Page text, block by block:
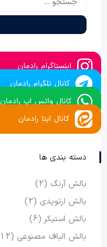
اینستاگرام رادمان
کانال تلگرام رادمان
کانال واتس اپ رادمان
کانال ایتا رادمان
دسته بندی ها
بالش آرنگ (2)
بالش ارتوپدی (2)
بالش استیکر (6)
بالش الیاف مصنوعی (12)